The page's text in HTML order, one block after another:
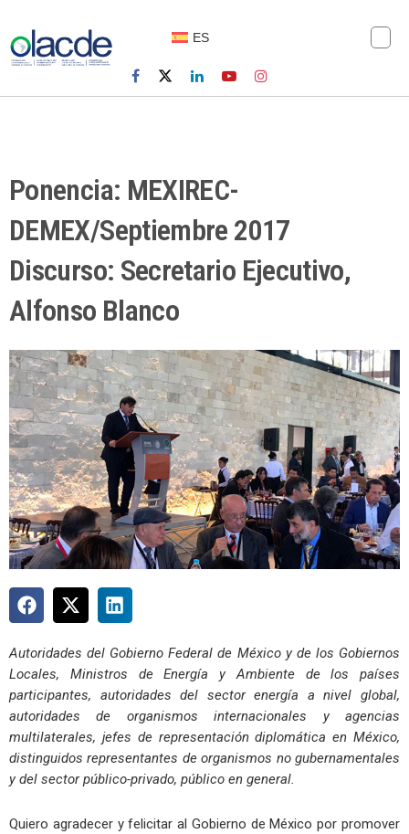
ES
Ponencia: MEXIREC-
DEMEX/Septiembre 2017
Discurso: Secretario Ejecutivo,
Alfonso Blanco
Autoridades del Gobierno Federal de México y de los Gobiernos
Locales, Ministros de Energía y Ambiente de los países
participantes, autoridades del sector energía a nivel global,
autoridades de organismos internacionales y agencias
multilaterales, jefes de representación diplomática en México,
distinguidos representantes de organismos no gubernamentales
y del sector público-privado, público en general.
Quiero agradecer y felicitar al Gobierno de México por promover